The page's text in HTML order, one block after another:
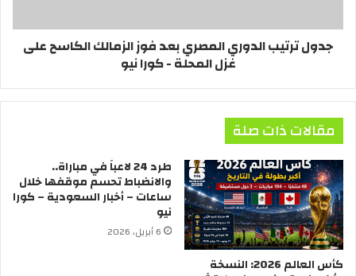
جدول ترتيب الدوري المصري بعد فوز الزمالك الكاسح على
غزل المحلة - كورا نيو
مقالات ذات صلة
كأس العالم 2026: النسخة
طرد 24 لاعباً في مباراة..
والانضباط تحسم موقفها خلال
ساعات – أخبار السعودية – كورا
نيو
6 أبريل، 2026